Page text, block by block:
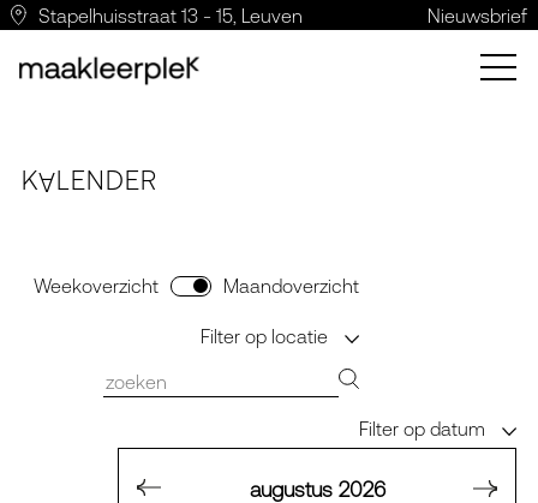
Stapelhuisstraat 13 - 15, Leuven Nieuwsbrief
KALENDER
Weekoverzicht Maandoverzicht
Filter op locatie
Filter op datum
augustus 2026